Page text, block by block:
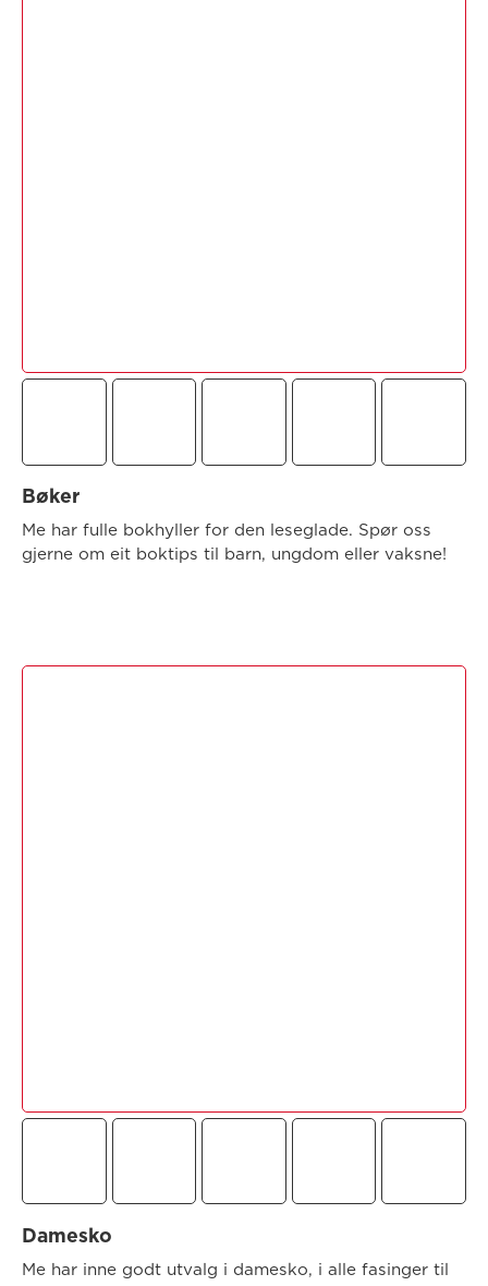
Bøker
Me har fulle bokhyller for den leseglade. Spør oss
gjerne om eit boktips til barn, ungdom eller vaksne!
Damesko
Me har inne godt utvalg i damesko, i alle fasinger til